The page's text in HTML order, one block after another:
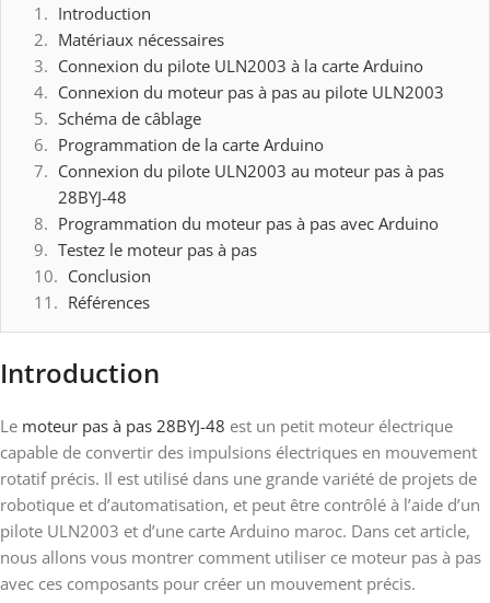
Introduction
Matériaux nécessaires
Connexion du pilote ULN2003 à la carte Arduino
Connexion du moteur pas à pas au pilote ULN2003
Schéma de câblage
Programmation de la carte Arduino
Connexion du pilote ULN2003 au moteur pas à pas
28BYJ-48
Programmation du moteur pas à pas avec Arduino
Testez le moteur pas à pas
Conclusion
Références
Introduction
Le moteur pas à pas 28BYJ-48 est un petit moteur électrique
capable de convertir des impulsions électriques en mouvement
rotatif précis. Il est utilisé dans une grande variété de projets de
robotique et d’automatisation, et peut être contrôlé à l’aide d’un
pilote ULN2003 et d’une carte Arduino maroc. Dans cet article,
nous allons vous montrer comment utiliser ce moteur pas à pas
avec ces composants pour créer un mouvement précis.